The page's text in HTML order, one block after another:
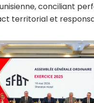
conciliant
territorial et